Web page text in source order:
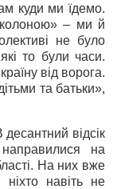
куди ми їдемо.
колоною» – ми й
не було
то були часи.
від ворога.
та батьки»,
відсік
на
На них вже
навіть не